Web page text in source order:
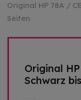
Original HP 78A /
Seiten
Original
Schwarz